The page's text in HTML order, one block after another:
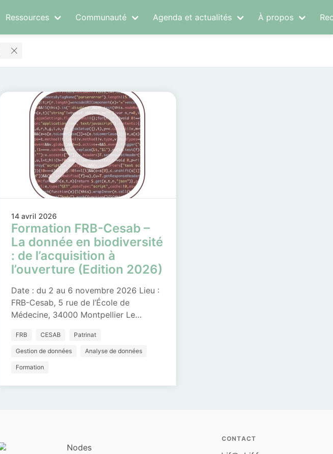
Ressources Communauté Agenda et actualités À propos
14 avril 2026
Formation FRB-Cesab –
La donnée en biodiversité
: de l’acquisition à
l’ouverture (Edition 2026)
Date : du 2 au 6 novembre 2026 Lieu :
FRB-Cesab, 5 rue de l’École de
Médecine, 34000 Montpellier Le…
FRB CESAB Patrinat
Gestion de données Analyse de données
Formation
CONTACT